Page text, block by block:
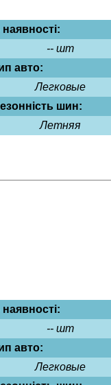
наявності:
-- шт
авто:
Легковые
шин:
Летняя
наявності:
-- шт
авто:
Легковые